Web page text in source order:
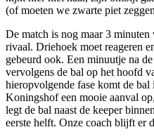
(of moeten we zwarte piet
De match is nog maar 3
rivaal. Driehoek moet reageren
gebeurd ook. Een minuutje na
vervolgens de bal op het hoofd
hieropvolgende fase komt de
Koningshof een mooie aanval
legt de bal naast de keeper
eerste helft. Onze coach blijft er